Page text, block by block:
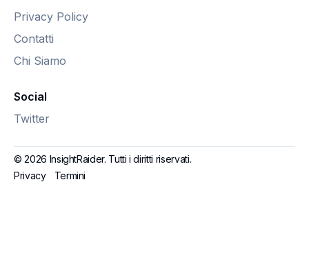
Privacy Policy
Contatti
Chi Siamo
Social
Twitter
© 2026 InsightRaider. Tutti i diritti riservati.
Privacy
Termini